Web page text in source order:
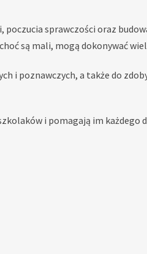
sprawczości oraz
są mali, mogą dokonywać
i poznawczych, a także do
i pomagają im każdego